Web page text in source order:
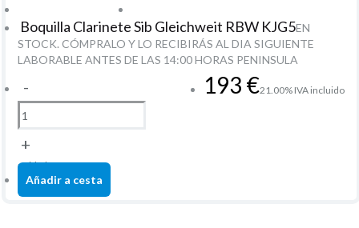
Boquilla Clarinete Sib Gleichweit RBW KJG5EN
STOCK. CÓMPRALO Y LO RECIBIRÁS AL DIA SIGUIENTE
LABORABLE ANTES DE LAS 14:00 HORAS PENINSULA
193 €21.00% IVA incluido
-
+
unidad
Añadir a cesta